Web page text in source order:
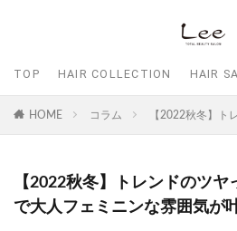
TOP HAIR COLLECTION HAIR
HOME コラム 【2022秋冬】ト
【2022秋冬】トレンドのツ
で大人フェミニンな雰囲気が